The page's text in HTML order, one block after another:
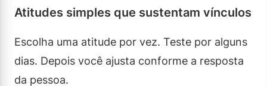
Atitudes simples que sustentam vínculos
Escolha uma atitude por vez. Teste por alguns
dias. Depois você ajusta conforme a resposta
da pessoa.